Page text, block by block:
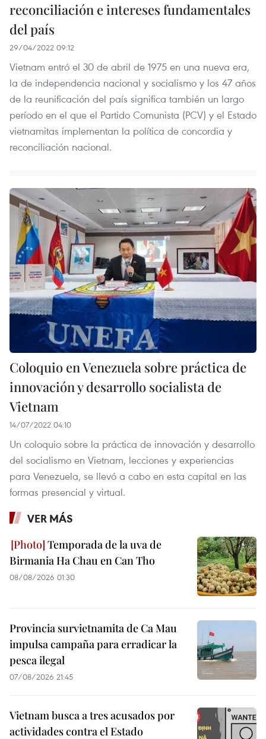
reconciliación e intereses fundamentales
del país
29/04/2022 09:12
Vietnam entró el 30 de abril de 1975 en una nueva era,
la de independencia nacional y socialismo y los 47 años
de la reunificación del país significa también un largo
período en el que el Partido Comunista (PCV) y el Estado
vietnamitas implementan la política de concordia y
reconciliación nacional.
Coloquio en Venezuela sobre práctica de
innovación y desarrollo socialista de
Vietnam
14/07/2022 04:10
Un coloquio sobre la práctica de innovación y desarrollo
del socialismo en Vietnam, lecciones y experiencias
para Venezuela, se llevó a cabo en esta capital en las
formas presencial y virtual.
VER MÁS
Temporada de la uva de
Birmania Ha Chau en Can Tho
08/08/2026 01:30
Provincia survietnamita de Ca Mau
impulsa campaña para erradicar la
pesca ilegal
07/08/2026 21:45
Vietnam busca a tres acusados por
actividades contra el Estado